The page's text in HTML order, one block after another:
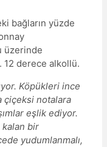
bağların yüzde
üzerinde
derece alkollü.
Köpükleri ince
çiçeksi notalara
eşlik ediyor.
kalan bir
yudumlanmalı,